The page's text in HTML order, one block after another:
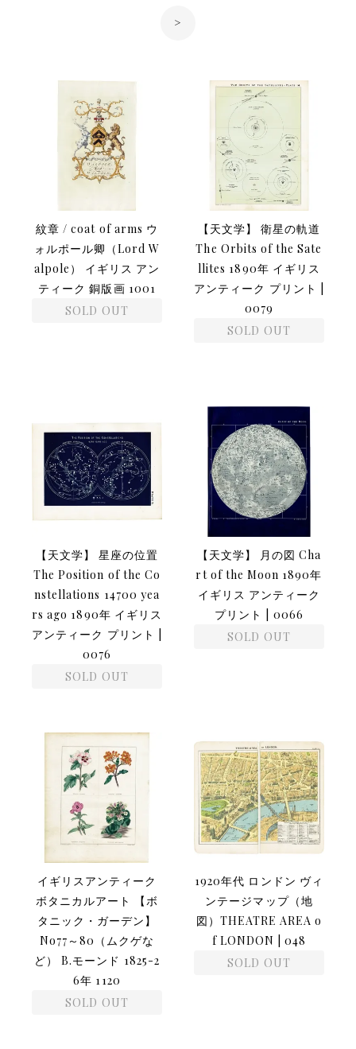
>
紋章 / coat of arms ウ
ォルポール卿（Lord W
alpole） イギリス アン
ティーク 銅版画 1001
SOLD OUT
【天文学】 衛星の軌道
The Orbits of the Sate
llites 1890年 イギリス
アンティーク プリント |
0079
SOLD OUT
【天文学】 星座の位置
The Position of the Co
nstellations 14700 yea
rs ago 1890年 イギリス
アンティーク プリント |
0076
SOLD OUT
【天文学】 月の図 Cha
rt of the Moon 1890年
イギリス アンティーク
プリント | 0066
SOLD OUT
イギリスアンティーク
ボタニカルアート 【ボ
タニック・ガーデン】
No77～80（ムクゲな
ど） B.モーンド 1825-2
6年 1120
SOLD OUT
1920年代 ロンドン ヴィ
ンテージマップ（地
図）THEATRE AREA o
f LONDON | 048
SOLD OUT